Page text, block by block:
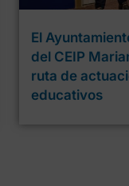
El
del CEIP
ruta de
educativos